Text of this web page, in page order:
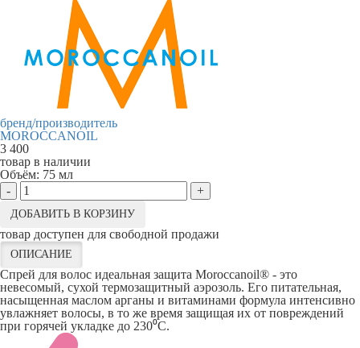
бренд/производитель
MOROCCANOIL
3 400
товар в наличии
Объём: 75 мл
-
+
ДОБАВИТЬ В КОРЗИНУ
товар доступен для свободной продажи
ОПИСАНИЕ
Спрей для волос идеальная защита Moroccanoil® - это
невесомый, сухой термозащитный аэрозоль. Его питательная,
насыщенная маслом арганы и витаминами формула интенсивно
увлажняет волосы, в то же время защищая их от повреждений
при горячей укладке до 230⁰C.